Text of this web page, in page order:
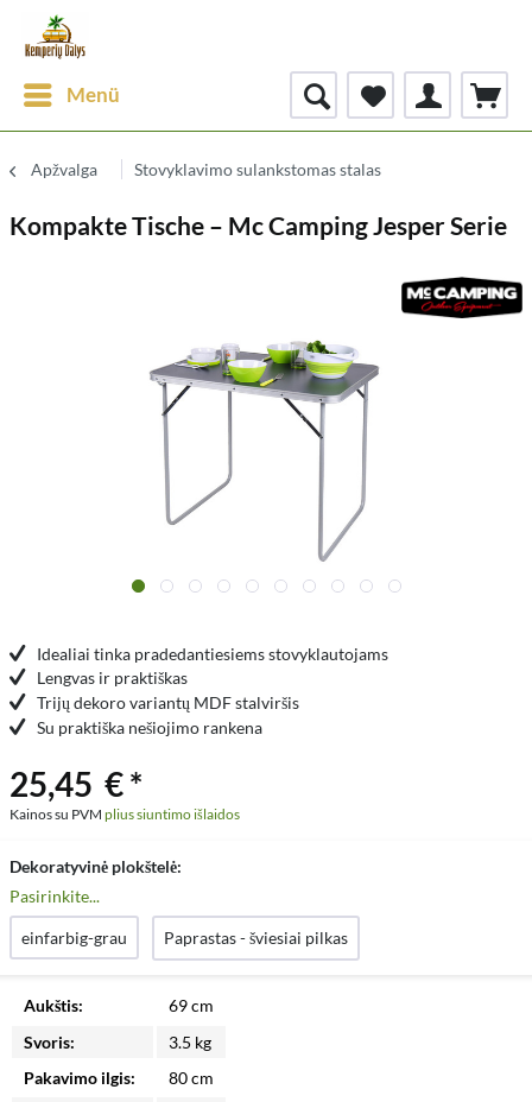
Menü
Apžvalga Stovyklavimo sulankstomas stalas
Kompakte Tische – Mc Camping Jesper Serie
Idealiai tinka pradedantiesiems stovyklautojams
Lengvas ir praktiškas
Trijų dekoro variantų MDF stalviršis
Su praktiška nešiojimo rankena
25,45 € *
Kainos su PVM plius siuntimo išlaidos
Dekoratyvinė plokštelė:
Pasirinkite...
einfarbig-grau Paprastas - šviesiai pilkas
Aukštis:
69 cm
Svoris:
3.5 kg
Pakavimo ilgis:
80 cm